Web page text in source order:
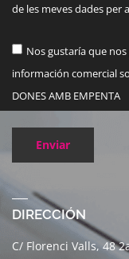
de les meves dades per
Nos gustaría que
información comercial
DONES AMB EMPENTA
Enviar
DIRECCIÓN
C/ Florenci Valls, 48